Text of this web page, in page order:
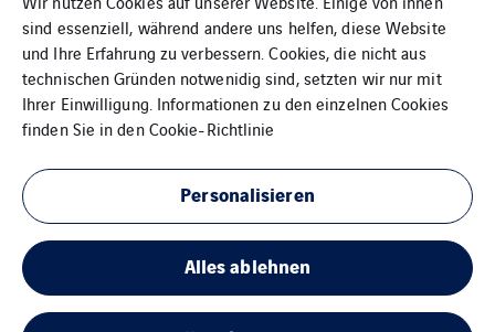
Kontakt
Datenschutz
Impressum
Sitemap
sind essenziell, während andere uns helfen, diese Website
und Ihre Erfahrung zu verbessern. Cookies, die nicht aus
technischen Gründen notwenidig sind, setzten wir nur mit
Ihrer Einwilligung. Informationen zu den einzelnen Cookies
finden Sie in denCookie-Richtlinie
Personalisieren
Alles ablehnen